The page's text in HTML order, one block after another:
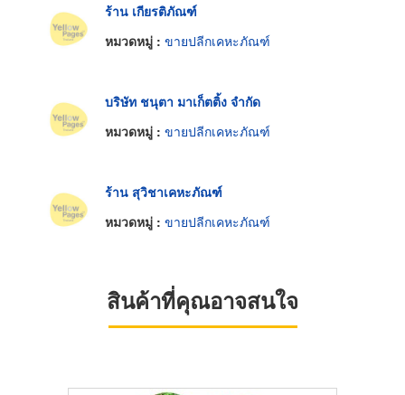
ร้าน เกียรติภัณฑ์
หมวดหมู่ : ขายปลีกเคหะภัณฑ์
บริษัท ชนุตา มาเก็ตติ้ง จำกัด
หมวดหมู่ : ขายปลีกเคหะภัณฑ์
ร้าน สุวิชาเคหะภัณฑ์
หมวดหมู่ : ขายปลีกเคหะภัณฑ์
สินค้าที่คุณอาจสนใจ